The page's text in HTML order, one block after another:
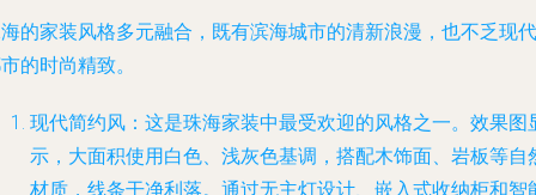
的家装风格多元融合，既有滨海城市的清新浪漫，也不乏现代
的时尚精致。
现代简约风 ：这是珠海家装中最受欢迎的风格之一。效果图
示，大面积使用白色、浅灰色基调，搭配木饰面、岩板等自
材质，线条干净利落。通过无主灯设计、嵌入式收纳柜和智